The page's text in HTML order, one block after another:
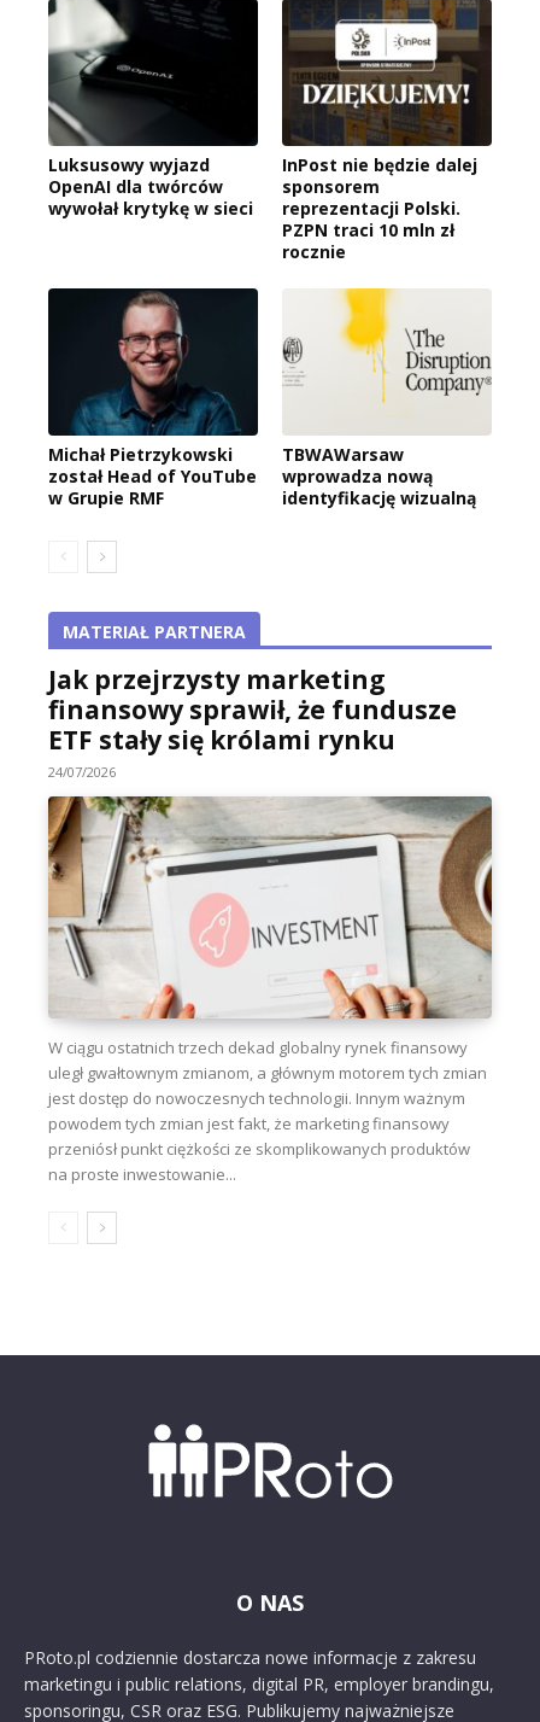
Luksusowy wyjazd
OpenAI dla twórców
wywołał krytykę w sieci
InPost nie będzie dalej
sponsorem
reprezentacji Polski.
PZPN traci 10 mln zł
rocznie
Michał Pietrzykowski
został Head of YouTube
w Grupie RMF
TBWAWarsaw
wprowadza nową
identyfikację wizualną
MATERIAŁ PARTNERA
Jak przejrzysty marketing
finansowy sprawił, że fundusze
ETF stały się królami rynku
24/07/2026
W ciągu ostatnich trzech dekad globalny rynek finansowy
uległ gwałtownym zmianom, a głównym motorem tych zmian
jest dostęp do nowoczesnych technologii. Innym ważnym
powodem tych zmian jest fakt, że marketing finansowy
przeniósł punkt ciężkości ze skomplikowanych produktów
na proste inwestowanie...
O NAS
PRoto.pl codziennie dostarcza nowe informacje z zakresu
marketingu i public relations, digital PR, employer brandingu,
sponsoringu, CSR oraz ESG. Publikujemy najważniejsze